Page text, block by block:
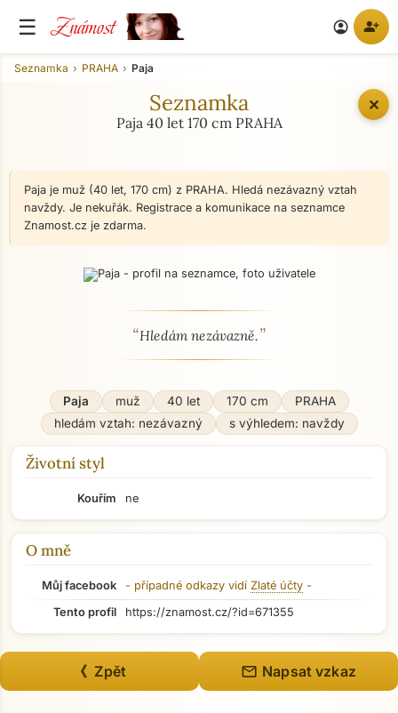
☰ Známost account_circle person_add
✕
Seznamka PRAHA Paja
Seznamka
Paja 40 let 170 cm PRAHA
Paja je muž (40 let, 170 cm) z PRAHA. Hledá nezávazný vztah
navždy. Je nekuřák. Registrace a komunikace na seznamce
Znamost.cz je zdarma.
O mně - seznamka profil
“Hledám nezávazně.”
Paja muž 40 let 170 cm
PRAHA
hledám vztah: nezávazný
s výhledem: navždy
Životní styl
Kouřím ne
O mně
Můj facebook - případné odkazy vidí Zlaté účty -
Tento profil
https://znamost.cz/?id=671355
《 Zpět mail Napsat vzkaz